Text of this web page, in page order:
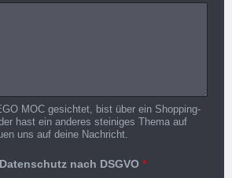
MOC gesichtet, bist über ein Shopping-
hast ein anderes steiniges Thema auf
uns auf deine Nachricht.
nach DSGVO *